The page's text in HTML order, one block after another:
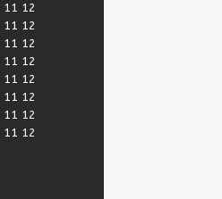
11 12
11 12
11 12
11 12
11 12
11 12
11 12
11 12